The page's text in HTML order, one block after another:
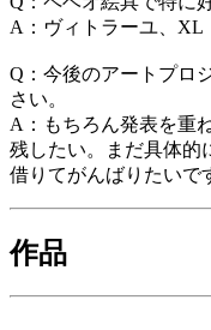
A：ヴィトラーユ、XL
Q：今後のアートプロ
さい。
A：もちろん発表を重
残したい。まだ具体的
借りてがんばりたいで
作品